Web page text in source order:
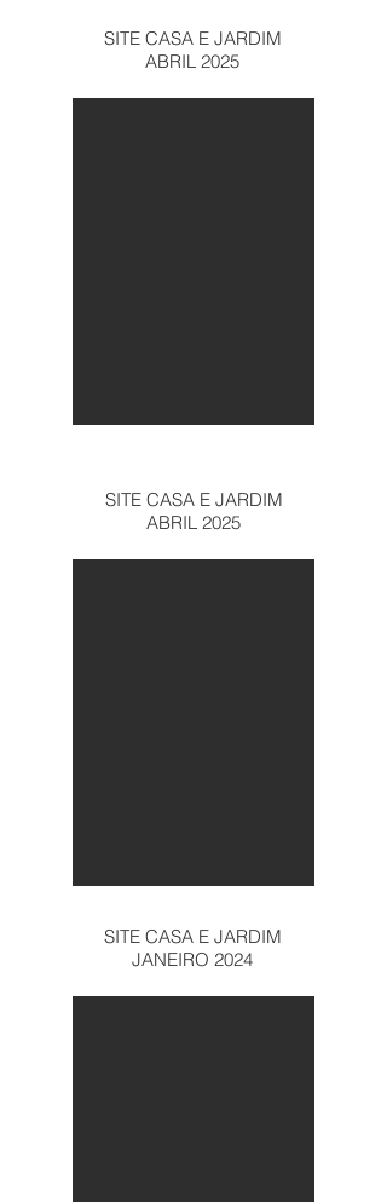
SITE CASA E JARDIM
ABRIL 2025
SITE CASA E JARDIM
ABRIL 2025
SITE CASA E JARDIM
JANEIRO 2024